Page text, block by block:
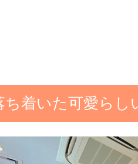
ち着いた可愛らし